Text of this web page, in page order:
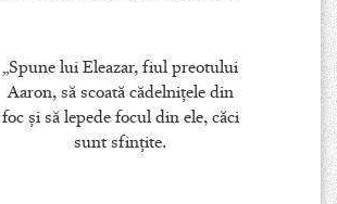
„Spune lui Eleazar, fiul preotului
Aaron, să scoată cădelniţele din
foc şi să lepede focul din ele, căci
sunt sfinţite.